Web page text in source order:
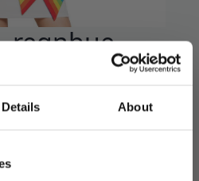
Details About
regnbue